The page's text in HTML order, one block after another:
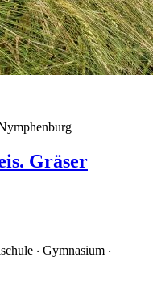
Gräser
‧ Gymnasium ‧